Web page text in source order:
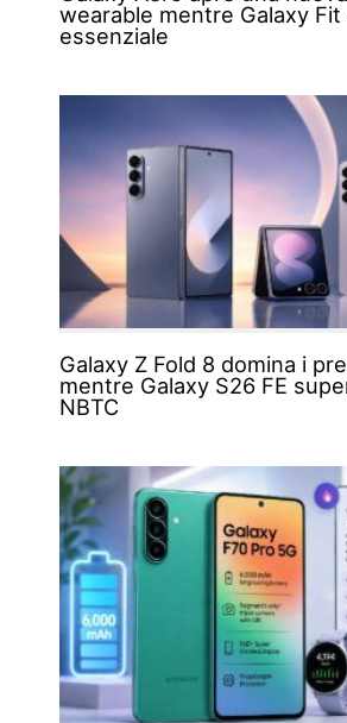
wearable mentre Galaxy
essenziale
Galaxy Z Fold 8 domina i
mentre Galaxy S26 FE
NBTC